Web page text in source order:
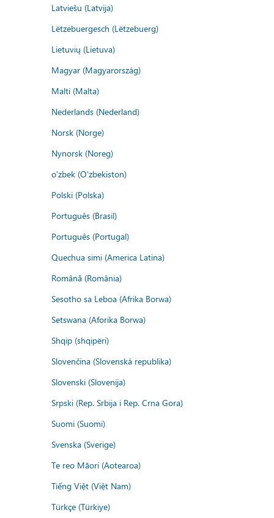
Latviešu (Latvija)
Lëtzebuergesch (Lëtzebuerg)
Lietuvių (Lietuva)
Magyar (Magyarország)
Malti (Malta)
Nederlands (Nederland)
Norsk (Norge)
Nynorsk (Noreg)
o'zbek (O'zbekiston)
Polski (Polska)
Português (Brasil)
Português (Portugal)
Quechua simi (America Latina)
Română (România)
Sesotho sa Leboa (Afrika Borwa)
Setswana (Aforika Borwa)
Shqip (shqipëri)
Slovenčina (Slovenská republika)
Slovenski (Slovenija)
Srpski (Rep. Srbija i Rep. Crna Gora)
Suomi (Suomi)
Svenska (Sverige)
Te reo Māori (Aotearoa)
Tiếng Việt (Việt Nam)
Türkçe (Türkiye)